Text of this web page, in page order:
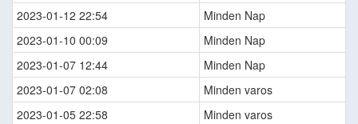
2023-01-12 22:54
Minden Nap
2023-01-10 00:09
Minden Nap
2023-01-07 12:44
Minden Nap
2023-01-07 02:08
Minden varos
2023-01-05 22:58
Minden varos